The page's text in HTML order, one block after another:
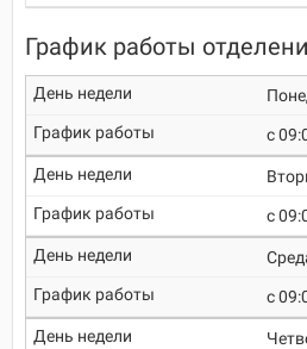
График работы
c
c
c